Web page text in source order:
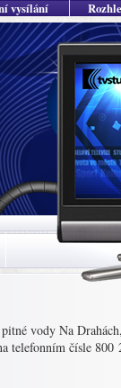
vysílání
vody Na
telefonním čísle 800